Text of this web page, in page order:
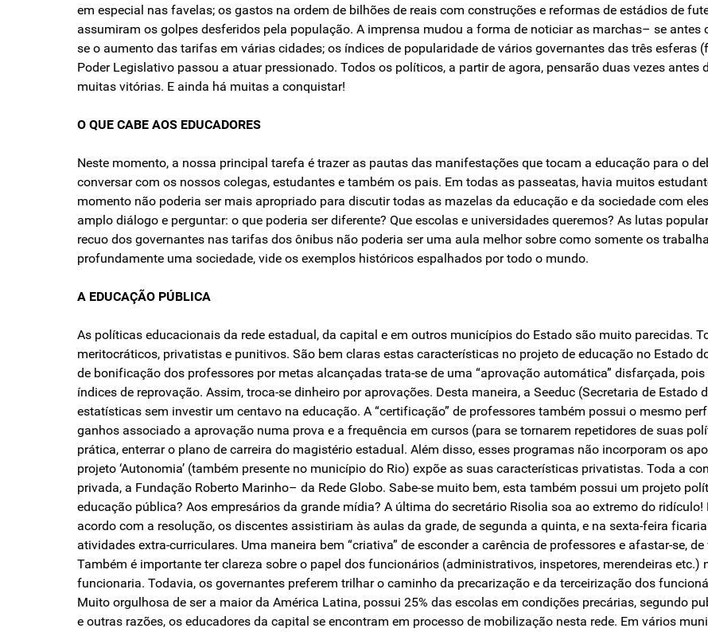
em especial nas favelas; os gastos na ordem de bilhões de reais com construções e reformas de estádios de
assumiram os golpes desferidos pela população. A imprensa mudou a forma de noticiar as marchas– se
se o aumento das tarifas em várias cidades; os índices de popularidade de vários governantes das três esferas
Poder Legislativo passou a atuar pressionado. Todos os políticos, a partir de agora, pensarão duas vezes
muitas vitórias. E ainda há muitas a conquistar!
O QUE CABE AOS EDUCADORES
Neste momento, a nossa principal tarefa é trazer as pautas das manifestações que tocam a educação para o
conversar com os nossos colegas, estudantes e também os pais. Em todas as passeatas, havia muitos
momento não poderia ser mais apropriado para discutir todas as mazelas da educação e da sociedade com
amplo diálogo e perguntar: o que poderia ser diferente? Que escolas e universidades queremos? As lutas
recuo dos governantes nas tarifas dos ônibus não poderia ser uma aula melhor sobre como somente os
profundamente uma sociedade, vide os exemplos históricos espalhados por todo o mundo.
A EDUCAÇÃO PÚBLICA
As políticas educacionais da rede estadual, da capital e em outros municípios do Estado são muito parecidas.
meritocráticos, privatistas e punitivos. São bem claras estas características no projeto de educação no Estado
de bonificação dos professores por metas alcançadas trata-se de uma “aprovação automática” disfarçada,
índices de reprovação. Assim, troca-se dinheiro por aprovações. Desta maneira, a Seeduc (Secretaria de
estatísticas sem investir um centavo na educação. A “certificação” de professores também possui o mesmo
ganhos associado a aprovação numa prova e a frequência em cursos (para se tornarem repetidores de suas
prática, enterrar o plano de carreira do magistério estadual. Além disso, esses programas não incorporam os
projeto ‘Autonomia’ (também presente no município do Rio) expõe as suas características privatistas. Toda a
privada, a Fundação Roberto Marinho– da Rede Globo. Sabe-se muito bem, esta também possui um projeto
educação pública? Aos empresários da grande mídia? A última do secretário Risolia soa ao extremo do ridículo!
acordo com a resolução, os discentes assistiriam às aulas da grade, de segunda a quinta, e na sexta-feira
atividades extra-curriculares. Uma maneira bem “criativa” de esconder a carência de professores e afastar-se,
Também é importante ter clareza sobre o papel dos funcionários (administrativos, inspetores, merendeiras etc.)
funcionaria. Todavia, os governantes preferem trilhar o caminho da precarização e da terceirização dos
Muito orgulhosa de ser a maior da América Latina, possui 25% das escolas em condições precárias, segundo
e outras razões, os educadores da capital se encontram em processo de mobilização nesta rede. Em vários